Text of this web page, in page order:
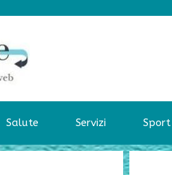
Salute Servizi Sport